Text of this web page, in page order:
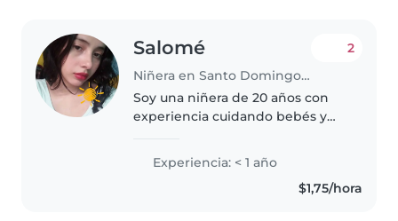
Salomé
Niñera en Santo Domingo de los Colorados
2
Soy una niñera de 20 años con
experiencia cuidando bebés y
auxilios, soy una persona
Experiencia: < 1 año
$1,75/hora